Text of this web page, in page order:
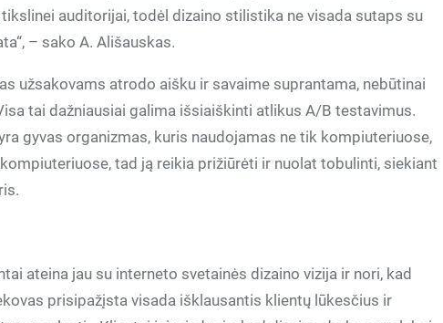
auditorijai, todėl dizaino stilistika ne visada sutaps su
– sako A. Ališauskas.
užsakovams atrodo aišku ir savaime suprantama, nebūtinai
tai dažniausiai galima išsiaiškinti atlikus A/B testavimus.
gyvas organizmas, kuris naudojamas ne tik kompiuteriuose,
tad ją reikia prižiūrėti ir nuolat tobulinti, siekiant
ateina jau su interneto svetainės dizaino vizija ir nori, kad
prisipažįsta visada išklausantis klientų lūkesčius ir